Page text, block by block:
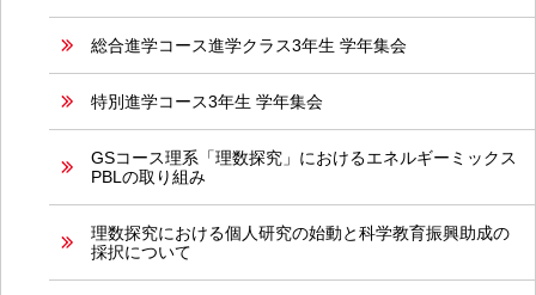
総合進学コース進学クラス3年生 学年集会
特別進学コース3年生 学年集会
GSコース理系「理数探究」におけるエネルギーミックス
PBLの取り組み
理数探究における個人研究の始動と科学教育振興助成の
採択について